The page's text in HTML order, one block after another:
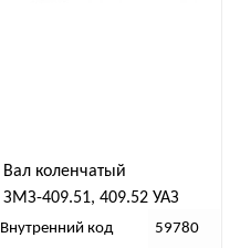
Вал коленчатый
ЗМЗ-409.51, 409.52 УАЗ
Профи с установочным
Внутренний код 59780